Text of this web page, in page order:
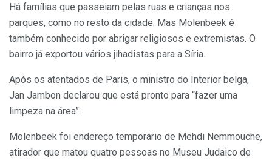
Há famílias que passeiam pelas ruas e crianças nos
parques, como no resto da cidade. Mas Molenbeek é
também conhecido por abrigar religiosos e extremistas. O
bairro já exportou vários jihadistas para a Síria.
Após os atentados de Paris, o ministro do Interior belga,
Jan Jambon declarou que está pronto para “fazer uma
limpeza na área”.
Molenbeek foi endereço temporário de Mehdi Nemmouche,
atirador que matou quatro pessoas no Museu Judaico de